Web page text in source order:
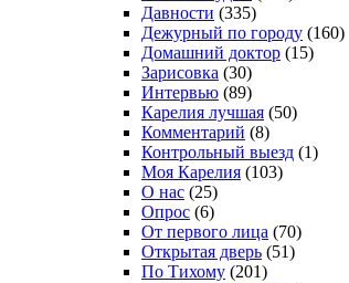
Давности (335)
Дежурный по городу (160)
Домашний доктор (15)
Зарисовка (30)
Интервью (89)
Карелия лучшая (50)
Комментарий (8)
Контрольный выезд (1)
Моя Карелия (103)
О нас (25)
Опрос (6)
От первого лица (70)
Открытая дверь (51)
По Тихому (201)